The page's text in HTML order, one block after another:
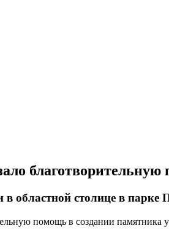
областной столице в парке